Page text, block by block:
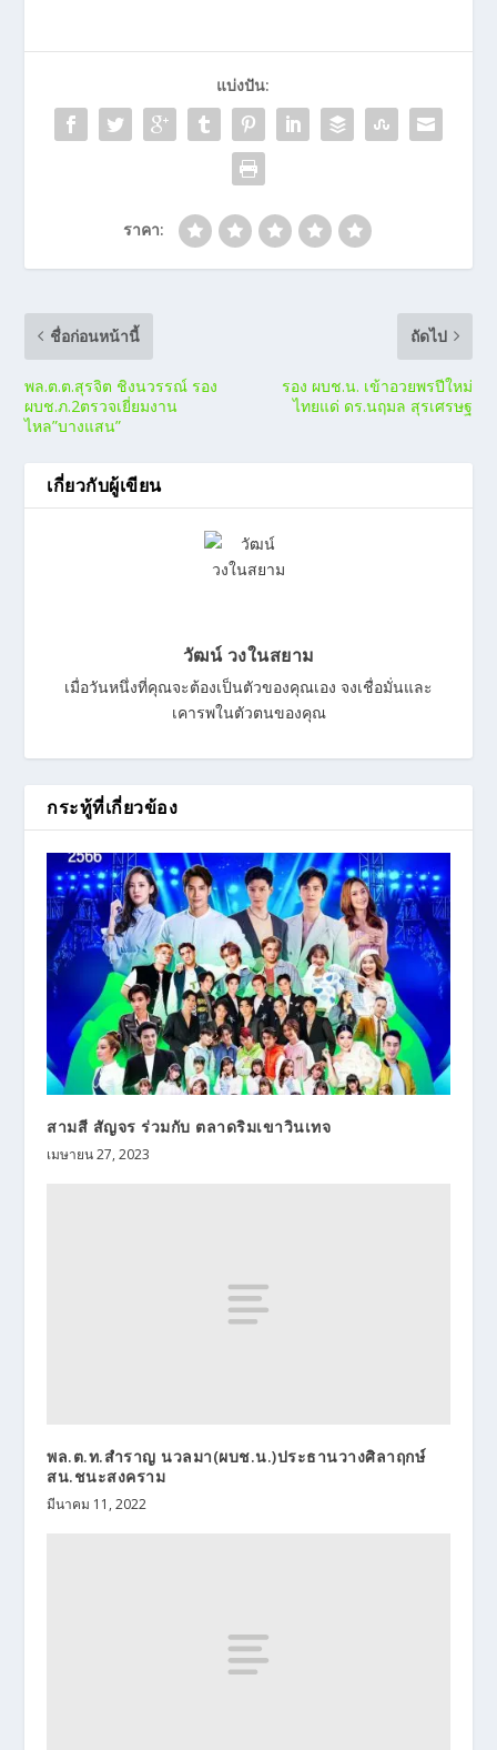
แบ่งปัน:
ราคา:
ชื่อก่อนหน้านี้
พล.ต.ต.สุรจิต ชิงนวรรณ์ รอง
ผบช.ภ.2ตรวจเยี่ยมงาน
ไหล”บางแสน”
ถัดไป
รอง ผบช.น. เข้าอวยพรปีใหม่
ไทยแด่ ดร.นฤมล สุรเศรษฐ
เกี่ยวกับผู้เขียน
วัฒน์ วงในสยาม
เมื่อวันหนึ่งที่คุณจะต้องเป็นตัวของคุณเอง จงเชื่อมั่นและ
เคารพในตัวตนของคุณ
กระทู้ที่เกี่ยวข้อง
สามสี สัญจร ร่วมกับ ตลาดริมเขาวินเทจ
เมษายน 27, 2023
พล.ต.ท.สำราญ นวลมา(ผบช.น.)ประธานวางศิลาฤกษ์
สน.ชนะสงคราม
มีนาคม 11, 2022